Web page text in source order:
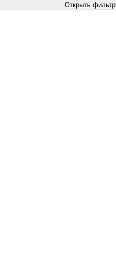
Открыть фильтр